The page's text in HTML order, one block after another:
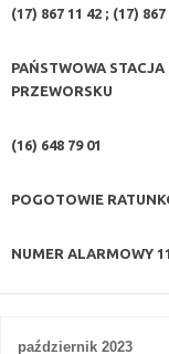
(17) 867 11 42 ; (17) 867
PAŃSTWOWA
PRZEWORSKU
(16) 648 79 01
POGOTOWIE
NUMER ALARMOWY
październik 2023